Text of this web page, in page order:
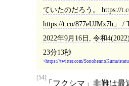
ていたのだろう。 https://
https://t.co/877eUJMx7h」 /
2022年9月16日
令和
23分13秒
https://twitter.com/SonohennoKuma/
[54]
「フクシマ」非難は最